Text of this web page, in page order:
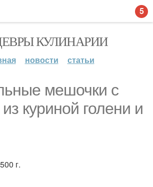
КУЛИНАРИИ
новости статьи
мешочки с
куриной голени и
г.
5